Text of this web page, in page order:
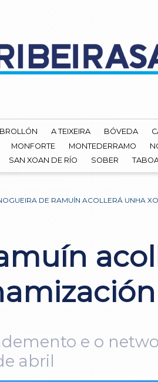
A TEIXEIRA BÓVEDA
MONFORTE MONTEDERRAMO
SAN XOAN DE RÍO SOBER
DE RAMUÍN ACOLLERÁ UNHA
e o
abril